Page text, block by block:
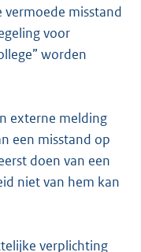
vermoede misstand
voor
worden
externe melding
een misstand op
doen van een
niet van hem kan
verplichting